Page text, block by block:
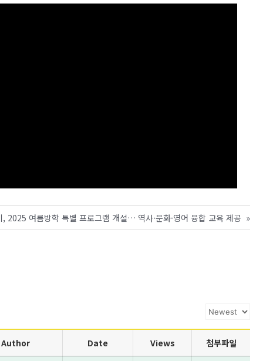
, 2025 여름방학 특별 프로그램 개설… 역사·문화·영어 융합 교육 제공 »
Author Date Views 첨부파일